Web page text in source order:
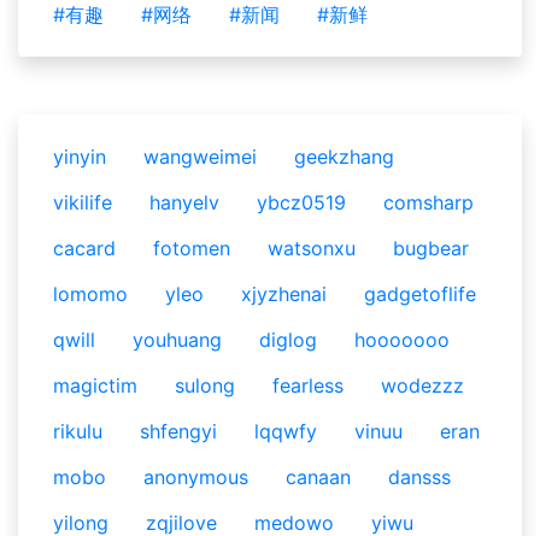
#有趣
#网络 #新闻 #新鲜
yinyin wangweimei
geekzhang
vikilife
hanyelv ybcz0519
comsharp
cacard
fotomen watsonxu
bugbear
lomomo
yleo xjyzhenai
gadgetoflife
qwill
youhuang diglog
hooooooo
magictim
sulong fearless
wodezzz
rikulu
shfengyi lqqwfy vinuu
eran
mobo
anonymous canaan
dansss
yilong
zqjilove medowo
yiwu